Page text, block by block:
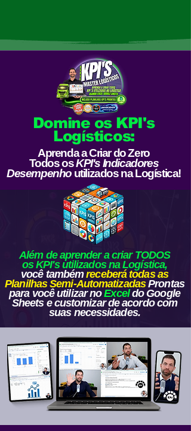
Domine os KPI's
Logísticos:
Aprenda a Criar do Zero
Todos osKPI's Indicadores
Desempenho utilizados na Logística!
Além de aprender a criar TODOS
os KPI's utilizados na Logística,
você tambémreceberá todas as
Planilhas Semi-AutomatizadasProntas
para você utilizar noExceldo Google
Sheets e customizar de acordo com
suas necessidades.